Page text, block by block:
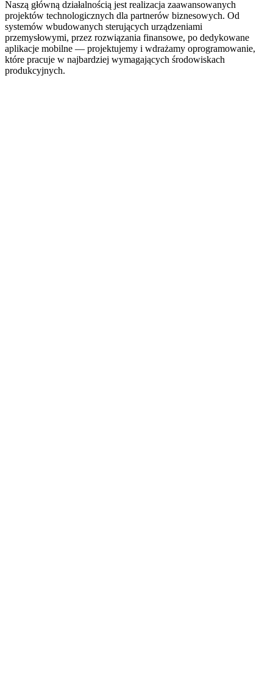
Naszą główną działalnością jest realizacja zaawansowanych
projektów technologicznych dla partnerów biznesowych. Od
systemów wbudowanych sterujących urządzeniami
przemysłowymi, przez rozwiązania finansowe, po dedykowane
aplikacje mobilne — projektujemy i wdrażamy oprogramowanie,
które pracuje w najbardziej wymagających środowiskach
produkcyjnych.